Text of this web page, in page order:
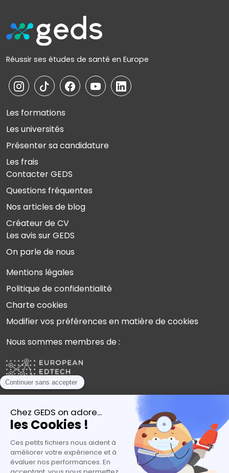
Réussir ses études de santé en Europe
Les formations
Les universités
Présenter sa candidature
Les frais
Contacter GEDS
Questions fréquentes
Nos articles de blog
Créateur de CV
Les avis sur GEDS
On parle de nous
Mentions légales
Politique de confidentialité
Charte cookies
Modifier vos préférences en matière de cookies
Nous sommes membres de :
Plébiscités par les experts de l’orientation